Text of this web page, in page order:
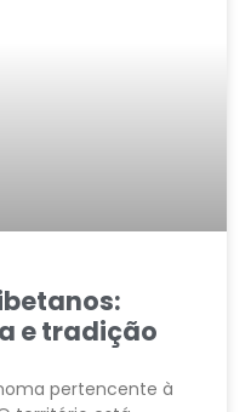
e tradição
pertencente à